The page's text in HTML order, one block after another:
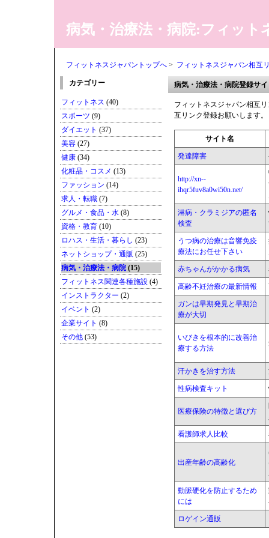
病気・治療法・病院:フィット
フィットネスジャパントップへ > フィットネスジャパン相互
カテゴリー
フィットネス (40)
スポーツ (9)
ダイエット (37)
美容 (27)
健康 (34)
化粧品・コスメ (13)
ファッション (14)
求人・転職 (7)
グルメ・食品・水 (8)
資格・教育 (10)
ロハス・生活・暮らし (23)
ネットショップ・通販 (25)
病気・治療法・病院 (15)
フィットネス関連各種施設 (4)
インストラクター (2)
イベント (2)
企業サイト (8)
その他 (53)
病気・治療法・病院登録サ
フィットネスジャパン相互
互リンク登録お願いします。
サイト名
発達障害
http://xn--
ihqr5fuv8a0wi50n.net/
淋病・クラミジアの匿名
検査
うつ病の治療は音響免疫
療法にお任せ下さい
赤ちゃんがかかる病気
高齢不妊治療の最新情報
ガンは早期発見と早期治
療が大切
いびきを根本的に改善治
療する方法
汗かきを治す方法
性病検査キット
医療保険の特徴と選び方
看護師求人比較
出産年齢の高齢化
動脈硬化を防止するため
には
ロゲイン通販